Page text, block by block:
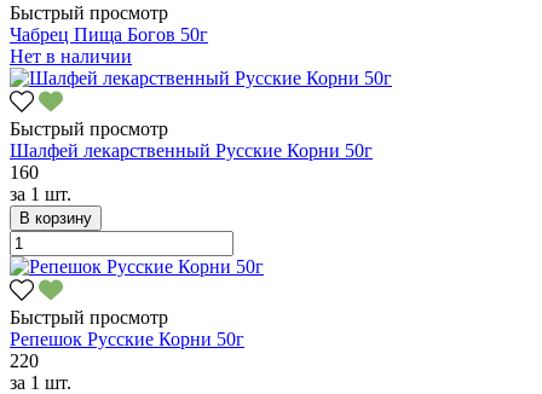
Быстрый просмотр
Чабрец Пища Богов 50г
Нет в наличии
Быстрый просмотр
Шалфей лекарственный Русские Корни 50г
160
за 1 шт.
В корзину
Быстрый просмотр
Репешок Русские Корни 50г
220
за 1 шт.